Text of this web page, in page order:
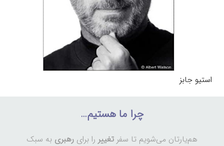
استیو جابز
چرا ما هستیم…
هم‌یارتان می‌شویم تا سفر تغییر را برای رهبری به سبک